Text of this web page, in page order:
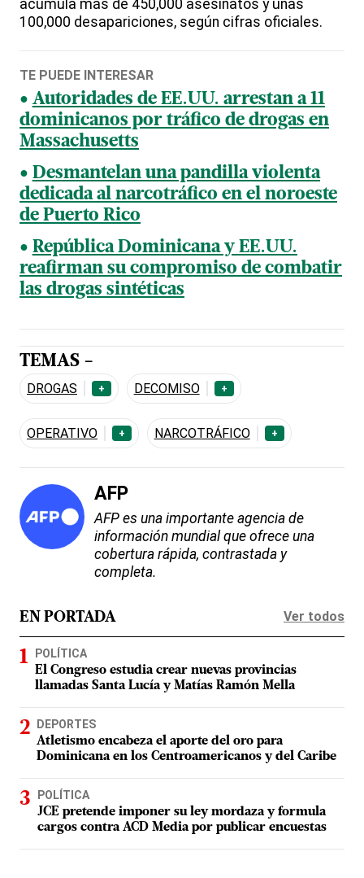
acumula más de 450,000 asesinatos y unas
100,000 desapariciones, según cifras oficiales.
TE PUEDE INTERESAR
Autoridades de EE.UU. arrestan a 11
dominicanos por tráfico de drogas en
Massachusetts
Desmantelan una pandilla violenta
dedicada al narcotráfico en el noroeste
de Puerto Rico
República Dominicana y EE.UU.
reafirman su compromiso de combatir
las drogas sintéticas
TEMAS -
DROGAS + DECOMISO +
OPERATIVO + NARCOTRÁFICO +
AFP
AFP es una importante agencia de
información mundial que ofrece una
cobertura rápida, contrastada y
completa.
EN PORTADA Ver todos
POLÍTICA
El Congreso estudia crear nuevas provincias
llamadas Santa Lucía y Matías Ramón Mella
DEPORTES
Atletismo encabeza el aporte del oro para
Dominicana en los Centroamericanos y del Caribe
POLÍTICA
JCE pretende imponer su ley mordaza y formula
cargos contra ACD Media por publicar encuestas